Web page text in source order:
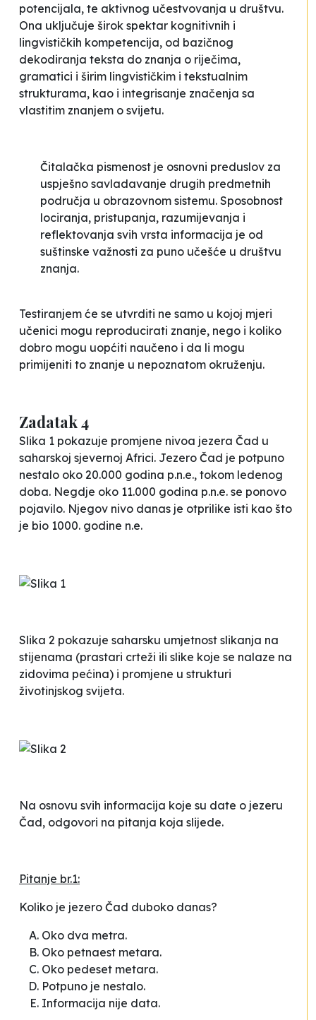
potencijala, te aktivnog učestvovanja u društvu.
Ona uključuje širok spektar kognitivnih i
lingvističkih kompetencija, od bazičnog
dekodiranja teksta do znanja o riječima,
gramatici i širim lingvističkim i tekstualnim
strukturama, kao i integrisanje značenja sa
vlastitim znanjem o svijetu.
Čitalačka pismenost je osnovni preduslov za
uspješno savladavanje drugih predmetnih
područja u obrazovnom sistemu. Sposobnost
lociranja, pristupanja, razumijevanja i
reflektovanja svih vrsta informacija je od
suštinske važnosti za puno učešće u društvu
znanja.
Testiranjem će se utvrditi ne samo u kojoj mjeri
učenici mogu reproducirati znanje, nego i koliko
dobro mogu uopćiti naučeno i da li mogu
primijeniti to znanje u nepoznatom okruženju.
Zadatak 4
Slika 1 pokazuje promjene nivoa jezera Čad u
saharskoj sjevernoj Africi. Jezero Čad je potpuno
nestalo oko 20.000 godina p.n.e., tokom ledenog
doba. Negdje oko 11.000 godina p.n.e. se ponovo
pojavilo. Njegov nivo danas je otprilike isti kao što
je bio 1000. godine n.e.
Slika 2 pokazuje saharsku umjetnost slikanja na
stijenama (prastari crteži ili slike koje se nalaze na
zidovima pećina) i promjene u strukturi
životinjskog svijeta.
Na osnovu svih informacija koje su date o jezeru
Čad, odgovori na pitanja koja slijede.
Pitanje br.1:
Koliko je jezero Čad duboko danas?
Oko dva metra.
Oko petnaest metara.
Oko pedeset metara.
Potpuno je nestalo.
Informacija nije data.